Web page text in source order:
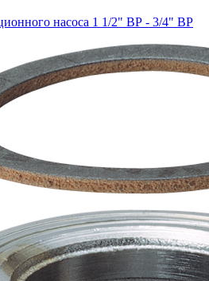
насоса 1 1/2" ВР - 3/4" ВР